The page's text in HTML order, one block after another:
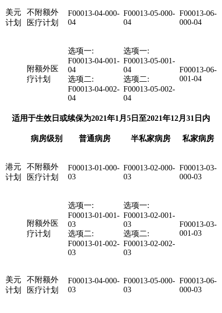
美元
计划
不附额外
医疗计划
F00013-04-000-
04
F00013-05-000-
04
F00013-06-
000-04
附额外医
疗计划
选项一:
F00013-04-001-
04
选项二:
F00013-04-002-
04
选项一:
F00013-05-001-
04
选项二:
F00013-05-002-
04
F00013-06-
001-04
适用于生效日或续保为2021年1月5日至2021年12月31日内
病房级别 普通病房 半私家病房 私家病房
港元
计划
不附额外
医疗计划
F00013-01-000-
03
F00013-02-000-
03
F00013-03-
000-03
附额外医
疗计划
选项一:
F00013-01-001-
03
选项二:
F00013-01-002-
03
选项一:
F00013-02-001-
03
选项二:
F00013-02-002-
03
F00013-03-
001-03
美元
计划
不附额外
医疗计划
F00013-04-000-
03
F00013-05-000-
03
F00013-06-
000-03